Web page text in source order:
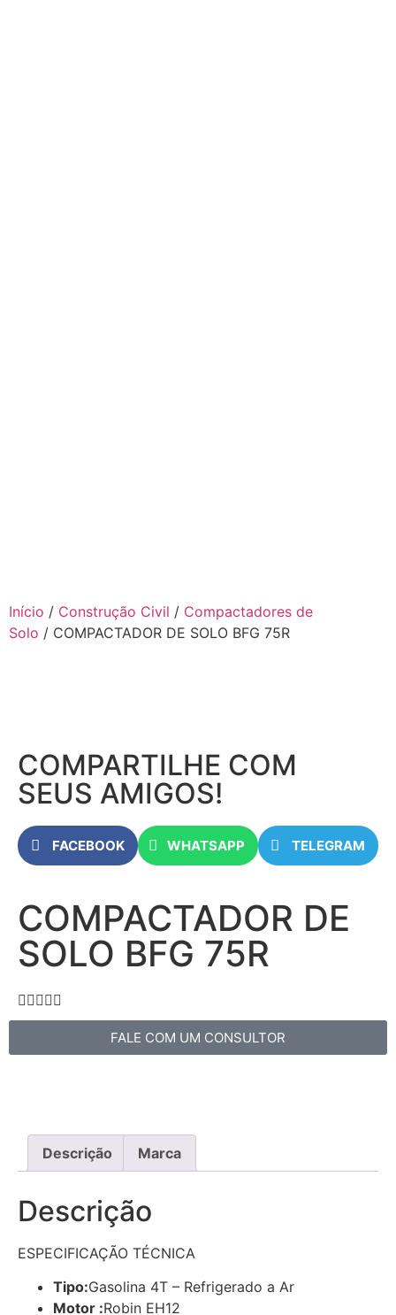
Início / Construção Civil / Compactadores de
Solo / COMPACTADOR DE SOLO BFG 75R
COMPARTILHE COM
SEUS AMIGOS!
FACEBOOK WHATSAPP TELEGRAM
COMPACTADOR DE
SOLO BFG 75R

FALE COM UM CONSULTOR
Descrição Marca
Descrição
ESPECIFICAÇÃO TÉCNICA
Tipo:Gasolina 4T – Refrigerado a Ar
Motor :Robin EH12